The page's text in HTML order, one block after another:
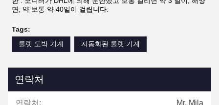
한 : 우리는 10 인치를 팝니다, 19 인치, 22 인치, 23.6 인치, 27
인치, 32 인치, 43 인치 전기 용량 터치 스크린 .
한 : 보통 우리는 모니터가 ㅋㅋㅋ 용 링크, 불 링크, 퓨젼 4와 같
이, 다른 게임과 함께 일하게 합니다,
지긋지긋한 게임, POG...
구매 모니터를 가지고 있습니다와 함께
컨테이너, 저 방법, 각각 모니터 가격이 평균이고 매우 낮을 것이
고, 또한 당신이 할 수 있다면, 그것이 돈을 절약합니다
높은 DHL 비용을 잡으시오 그러면 우리는 또한 당신에게 모니터